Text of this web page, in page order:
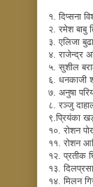
१. दिप्सना
२. रमेश बाबु
३. एलिजा
४. राजेन्द्र
५. सुशील
६. धनकाजी
७. अनुषा
८. रञ्जु
९.प्रियंका
१०. रोशन
११. रोशन
१२. प्रतीक
१३.
१४. मिलन